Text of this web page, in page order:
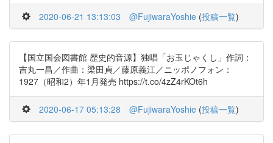
2020-06-21 13:13:03 @FujiwaraYoshie (投稿一覧)
【国立国会図書館 歴史的音源】独唱「お玉じゃくし」作詞：
吉丸一昌／作曲：梁田貞／藤原義江／ニッポノフォン：
1927（昭和2）年1月発売 https://t.co/4zZ4rKOt6h
2020-06-17 05:13:28 @FujiwaraYoshie (投稿一覧)